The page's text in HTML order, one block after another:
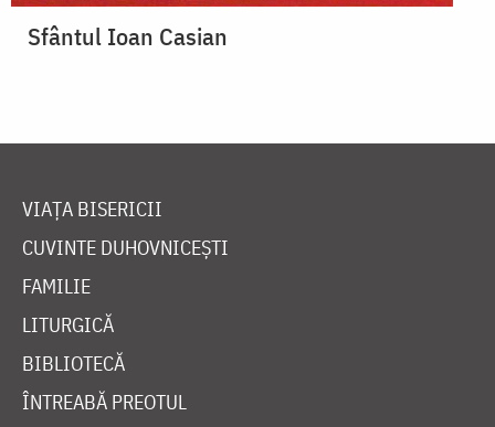
Sfântul Ioan Casian
VIAȚA BISERICII
CUVINTE DUHOVNICEȘTI
FAMILIE
LITURGICĂ
BIBLIOTECĂ
ÎNTREABĂ PREOTUL